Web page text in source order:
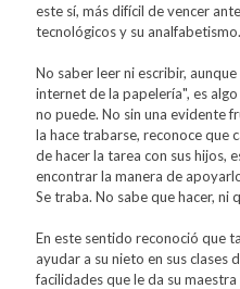
este sí, más difícil de vencer
tecnológicos y su analfabetismo.
No saber leer ni escribir,
internet de la papelería", es
no puede. No sin una evidente
la hace trabarse, reconoce que
de hacer la tarea con sus hijos,
encontrar la manera de
Se traba. No sabe que hacer, ni
En este sentido reconoció que
ayudar a su nieto en sus clases
facilidades que le da su